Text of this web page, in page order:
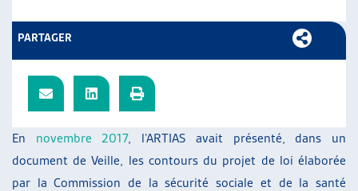
En novembre 2017, l’ARTIAS avait présenté, dans un
document de Veille, les contours du projet de loi élaborée
par la Commission de la sécurité sociale et de la santé
PARTAGER